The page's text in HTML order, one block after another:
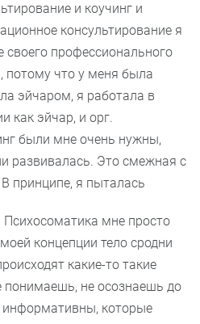
и коучинг и
консультирование я
профессионального
потому что у меня была
эйчаром, я работала в
как эйчар, и орг.
были мне очень нужны,
развивалась. Это смежная с
принципе, я пыталась
Психосоматика мне просто
концепции тело сродни
какие-то такие
понимаешь, не осознаешь до
информативны, которые